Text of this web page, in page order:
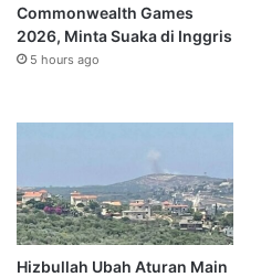
Commonwealth Games
2026, Minta Suaka di Inggris
5 hours ago
Hizbullah Ubah Aturan Main